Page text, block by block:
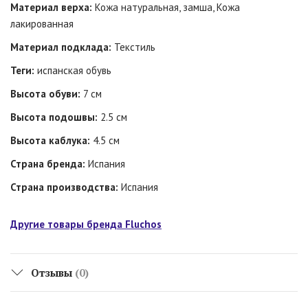
Материал верха: Кожа натуральная, замша, Кожа
лакированная
Материал подклада: Текстиль
Теги: испанская обувь
Высота обуви: 7 см
Высота подошвы: 2.5 см
Высота каблука: 4.5 см
Страна бренда: Испания
Страна производства: Испания
Другие товары бренда Fluchos
Отзывы (0)